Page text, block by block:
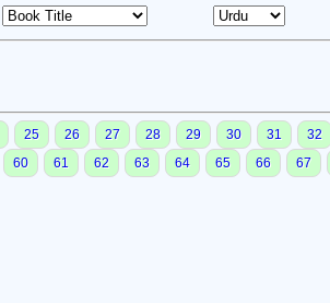
25 26 27 28 29 30 31 32
60 61 62 63 64 65 66 67